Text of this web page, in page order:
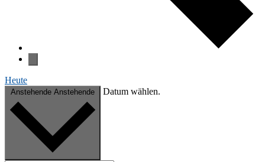
Heute
Anstehende Anstehende Da­tum wählen.